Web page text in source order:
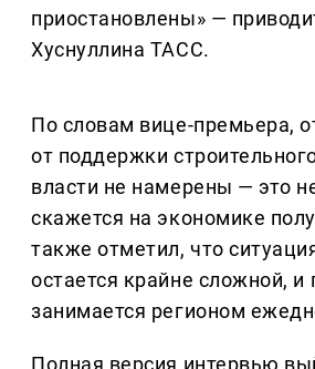
приостановлены» —
Хуснуллина ТАСС.
По словам вице-премьера,
от поддержки
власти не намерены — это
скажется на экономике
также отметил, что
остается крайне сложной, и
занимается регионом
Полная версия интервью